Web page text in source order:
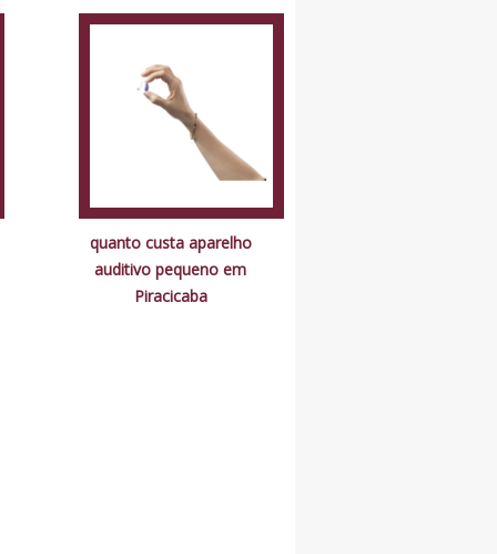
quanto custa aparelho
auditivo pequeno em
Piracicaba